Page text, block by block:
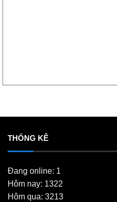
THỐNG KÊ
Đang online: 1
Hôm nay: 1322
Hôm qua: 3213